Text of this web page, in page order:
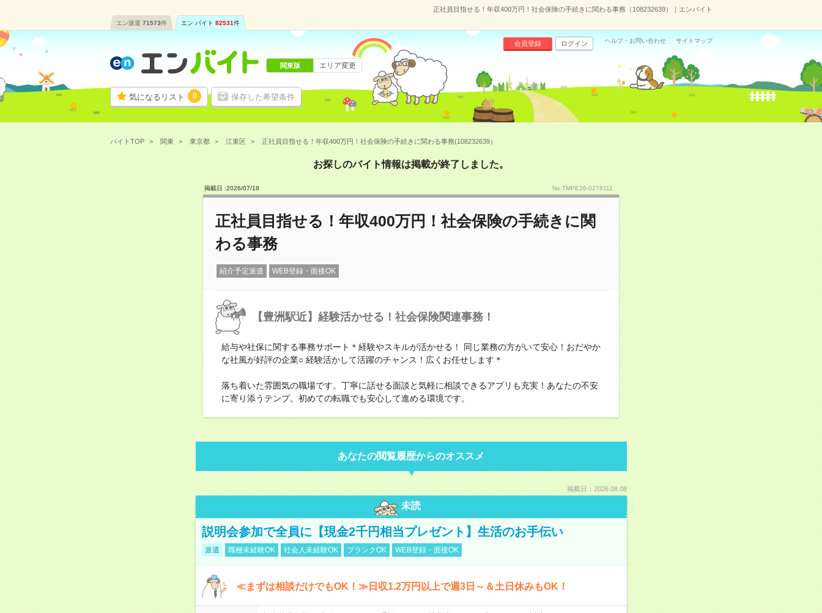
正社員目指せる！年収400万円！社会保険の手続きに関わる事務（108232639）｜エンバイト
エン派遣 71573件 エン バイト 82531件
気になるリスト 0 保存した希望条件
会員登録 ログイン ヘルプ・お問い合わせ サイトマップ
関東版 エリア変更
バイトTOP 関東 東京都 江東区 正社員目指せる！年収400万円！社会保険の手続きに関わる事務(108232639）
お探しのバイト情報は掲載が終了しました。
掲載日 :2026/07/18 No.TMPE26-0278111
正社員目指せる！年収400万円！社会保険の手続きに関
わる事務
紹介予定派遣 WEB登録・面接OK
【豊洲駅近】経験活かせる！社会保険関連事務！
給与や社保に関する事務サポート＊経験やスキルが活かせる！ 同じ業務の方がいて安心！おだやか
な社風が好評の企業○ 経験活かして活躍のチャンス！広くお任せします＊
落ち着いた雰囲気の職場です。丁寧に話せる面談と気軽に相談できるアプリも充実！あなたの不安
に寄り添うテンプ。初めての転職でも安心して進める環境です。
あなたの閲覧履歴からのオススメ
掲載日：2026.08.08
未読
説明会参加で全員に【現金2千円相当プレゼント】生活のお手伝い
派遣 職種未経験OK 社会人未経験OK ブランクOK WEB登録・面接OK
≪まずは相談だけでもOK！≫日収1.2万円以上で週3日～＆土日休みもOK！